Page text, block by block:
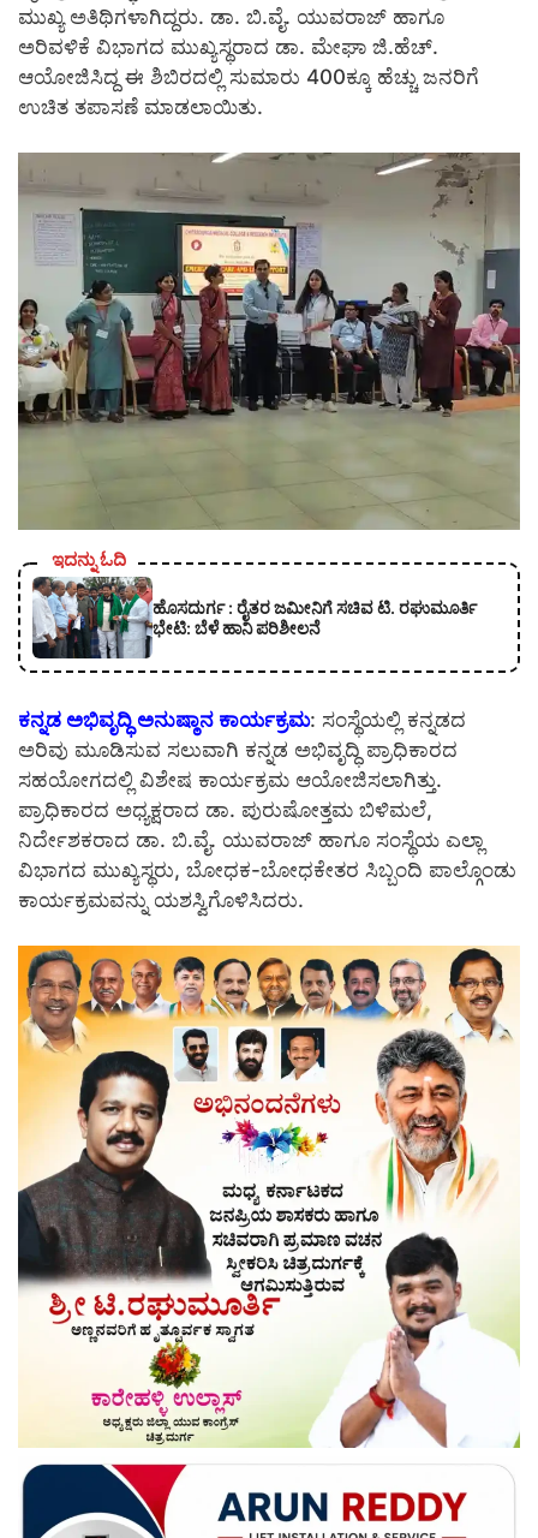
ಮುಖ್ಯ ಅತಿಥಿಗಳಾಗಿದ್ದರು. ಡಾ. ಬಿ.ವೈ. ಯುವರಾಜ್ ಹಾಗೂ
ಅರಿವಳಿಕೆ ವಿಭಾಗದ ಮುಖ್ಯಸ್ಥರಾದ ಡಾ. ಮೇಘಾ ಜಿ.ಹೆಚ್.
ಆಯೋಜಿಸಿದ್ದ ಈ ಶಿಬಿರದಲ್ಲಿ ಸುಮಾರು 400ಕ್ಕೂ ಹೆಚ್ಚು ಜನರಿಗೆ
ಉಚಿತ ತಪಾಸಣೆ ಮಾಡಲಾಯಿತು.
ಇದನ್ನು ಓದಿ
ಹೊಸದುರ್ಗ : ರೈತರ ಜಮೀನಿಗೆ ಸಚಿವ ಟಿ. ರಘುಮೂರ್ತಿ
ಭೇಟಿ: ಬೆಳೆ ಹಾನಿ ಪರಿಶೀಲನೆ
ಕನ್ನಡ ಅಭಿವೃದ್ಧಿ ಅನುಷ್ಠಾನ ಕಾರ್ಯಕ್ರಮ: ಸಂಸ್ಥೆಯಲ್ಲಿ ಕನ್ನಡದ
ಅರಿವು ಮೂಡಿಸುವ ಸಲುವಾಗಿ ಕನ್ನಡ ಅಭಿವೃದ್ಧಿ ಪ್ರಾಧಿಕಾರದ
ಸಹಯೋಗದಲ್ಲಿ ವಿಶೇಷ ಕಾರ್ಯಕ್ರಮ ಆಯೋಜಿಸಲಾಗಿತ್ತು.
ಪ್ರಾಧಿಕಾರದ ಅಧ್ಯಕ್ಷರಾದ ಡಾ. ಪುರುಷೋತ್ತಮ ಬಿಳಿಮಲೆ,
ನಿರ್ದೇಶಕರಾದ ಡಾ. ಬಿ.ವೈ. ಯುವರಾಜ್ ಹಾಗೂ ಸಂಸ್ಥೆಯ ಎಲ್ಲಾ
ವಿಭಾಗದ ಮುಖ್ಯಸ್ಥರು, ಬೋಧಕ-ಬೋಧಕೇತರ ಸಿಬ್ಬಂದಿ ಪಾಲ್ಗೊಂಡು
ಕಾರ್ಯಕ್ರಮವನ್ನು ಯಶಸ್ವಿಗೊಳಿಸಿದರು.